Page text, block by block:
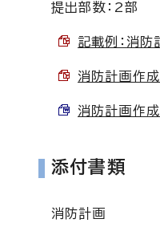
提出部数：2部
記載例：消
消防計画作
消防計画作
添付書類
消防計画